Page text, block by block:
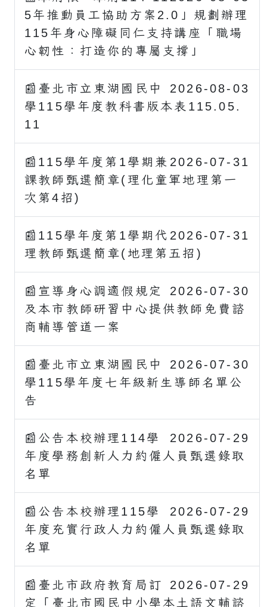
5年推動員工協助方案2.0」規劃辦理
115年身心障礙同仁支持講座「職場
心韌性：打造你的專屬支撐」
2026-08-03
📰臺北市立東湖國民中
學115學年度教科書版本表115.05.
11
2026-07-31
📰115學年度第1學期兼
課教師甄選簡章(理化童軍地理第一
次第4招)
2026-07-31
📰115學年度第1學期代
理教師甄選簡章(地理第五招)
2026-07-30
📰宣導身心調適假規定
及本市教師研習中心提供教師免費諮
商輔導管道一案
2026-07-30
📰臺北市立東湖國民中
學115學年度七年級新生導師名單公
告
2026-07-29
📰公告本校辦理114學
年度學務創新人力約僱人員甄選錄取
名單
2026-07-29
📰公告本校辦理115學
年度充實行政人力約僱人員甄選錄取
名單
2026-07-29
📰臺北市政府教育局訂
定「臺北市國民中小學本土語文輔諮